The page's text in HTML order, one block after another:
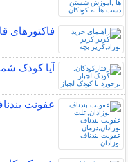
فاکتورهای
آیا کودک
عفونت